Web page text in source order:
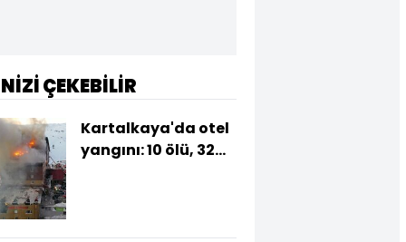
ÇEKEBİLİR
Kartalkaya'da otel
yangını: 10 ölü, 32